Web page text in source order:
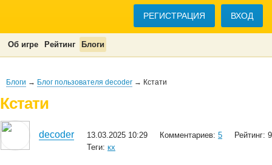
РЕГИСТРАЦИЯ ВХОД
Об игре Рейтинг Блоги
Блоги → Блог пользователя decoder → Кстати
Кстати
decoder 13.03.2025 10:29 Комментариев: 5
Рейтинг: 9
Теги: кх